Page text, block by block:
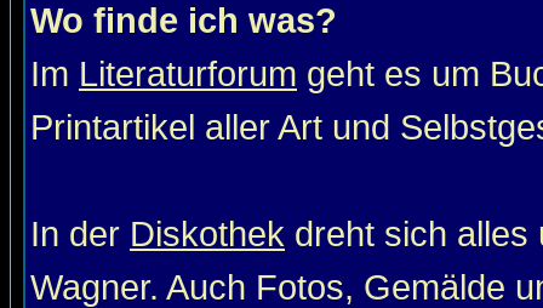
Wo finde ich was?
Im Literaturforum geht es um
Printartikel aller Art und
In der Diskothek dreht sich alles
Wagner. Auch Fotos, Gemälde